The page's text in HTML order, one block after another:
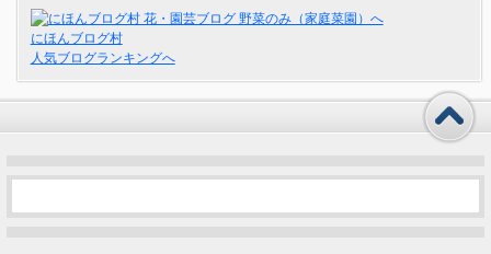
にほんブログ村
人気ブログランキングへ